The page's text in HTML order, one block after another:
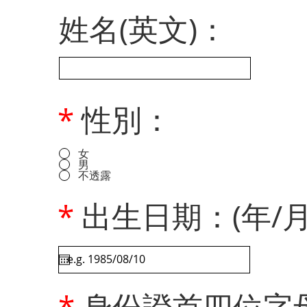
姓名(英文)：
*性別：
女
男
不透露
* 出生日期：(年/